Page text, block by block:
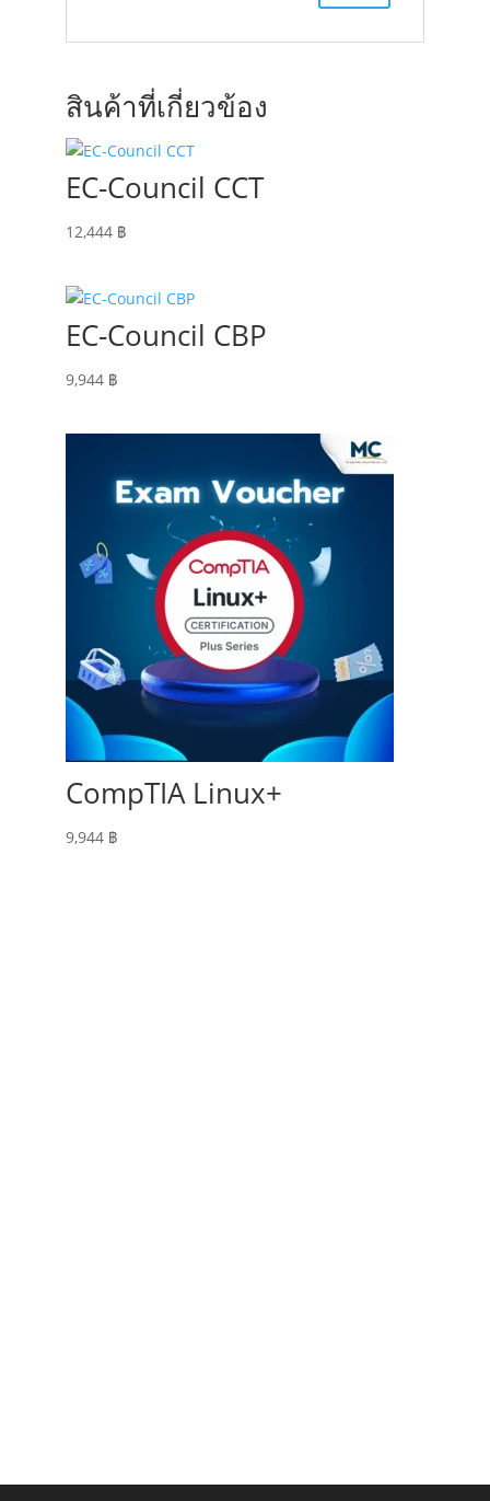
สินค้าที่เกี่ยวข้อง
EC-Council CCT
12,444 ฿
EC-Council CBP
9,944 ฿
CompTIA Linux+
9,944 ฿